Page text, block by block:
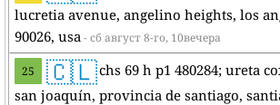
lucretia avenue, angelino heights, los
90026, usa- сб август 8-го, 10вечера
25 🇨🇱chs 69 h p1 480284; ureta
san joaquín, provincia de santiago,